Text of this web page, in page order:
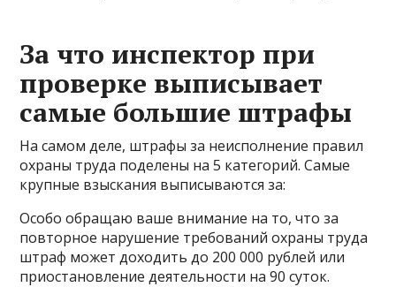
За что инспектор при
проверке выписывает
самые большие штрафы
На самом деле, штрафы за неисполнение правил
охраны труда поделены на 5 категорий. Самые
крупные взыскания выписываются за:
Особо обращаю ваше внимание на то, что за
повторное нарушение требований охраны труда
штраф может доходить до 200 000 рублей или
приостановление деятельности на 90 суток.